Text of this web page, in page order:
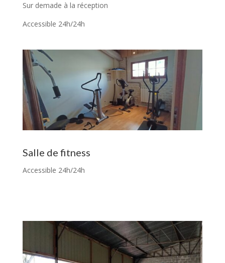
Sur demade à la réception
Accessible 24h/24h
Salle de fitness
Accessible 24h/24h